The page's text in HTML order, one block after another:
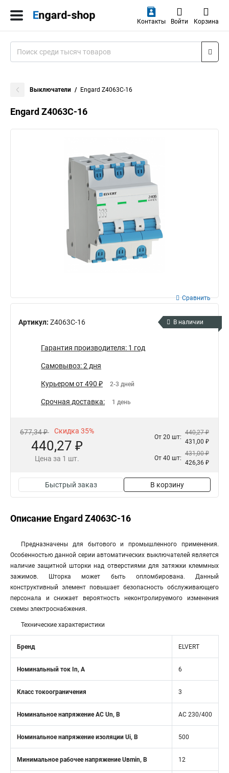
Контакты Войти Корзина
Выключатели Engard Z4063C-16
Engard Z4063C-16
Артикул: Z4063C-16
Сравнить
В наличии
Гарантия производителя: 1 год
Самовывоз: 2 дня
Курьером от 490 ₽ 2-3 дней
Срочная доставка: 1 день
677,34 ₽ Скидка 35%
440,27 ₽
Цена за 1 шт.
От 20 шт:
440,27 ₽
431,00 ₽
От 40 шт:
431,00 ₽
426,36 ₽
Быстрый заказ В корзину
Описание Engard Z4063C-16
Предназначены для бытового и промышленного применения.
Особенностью данной серии автоматических выключателей является
наличие защитной шторки над отверстиями для затяжки клеммных
зажимов. Шторка может быть опломбирована. Данный
конструктивный элемент повышает безопасность обслуживающего
персонала и снижает вероятность неконтролируемого изменения
схемы электроснабжения.
Технические характеристики
Бренд ELVERT
Номинальный ток In, А 6
Класс токоограничения 3
Номинальное напряжение АС Un, В AC 230/400
Номинальное напряжение изоляции Ui, В 500
Минимальное рабочее напряжение Uвmin, B 12